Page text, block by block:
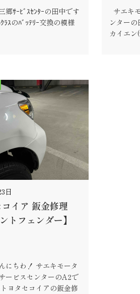
郷ｻｰﾋﾞｽｾﾝﾀｰの田中です
ｽのﾊﾞｯﾃﾘｰ交換の模様
サエキ
ンター
カイエン
日
コイア 鈑金修理
トフェンダー】
にちわ！ サエキモータ
ービスセンターのA2で
ヨタセコイアの鈑金修